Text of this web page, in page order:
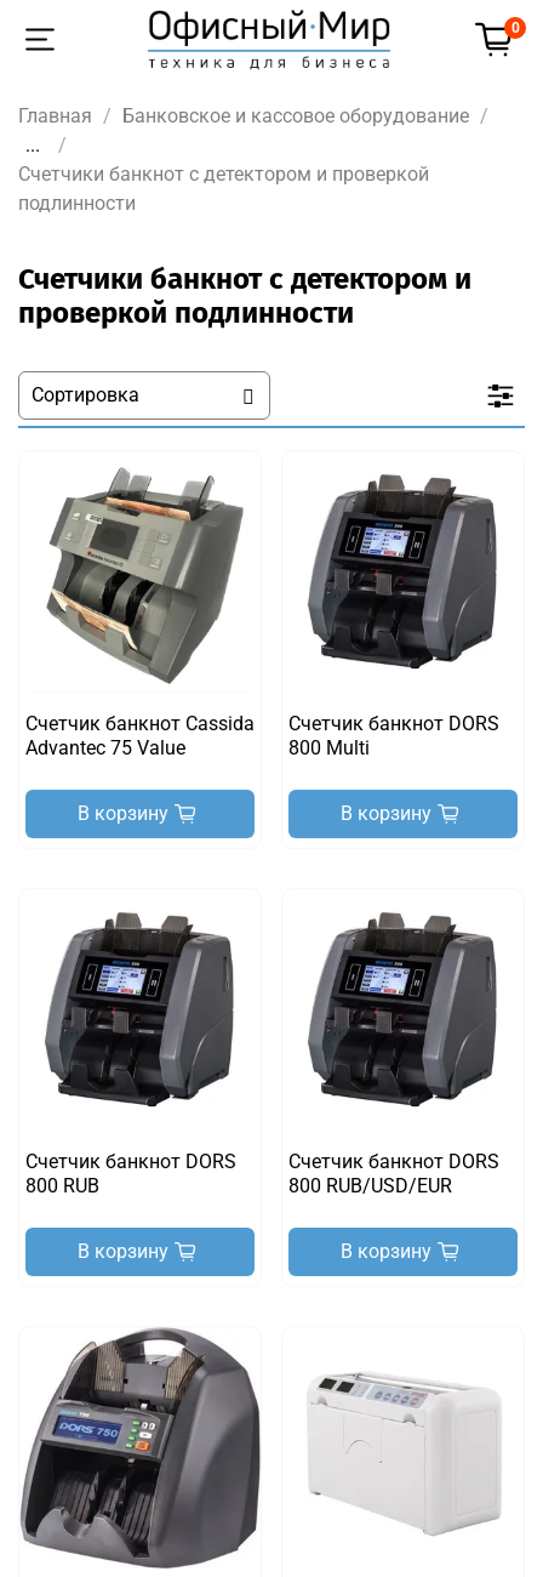
0
Главная
Банковское и кассовое оборудование
...
Счетчики банкнот с детектором и проверкой
подлинности
Счетчики банкнот с детектором и
проверкой подлинности
Счетчик банкнот Cassida
Advantec 75 Value
В корзину
Счетчик банкнот DORS
800 Multi
В корзину
Счетчик банкнот DORS
800 RUB
В корзину
Счетчик банкнот DORS
800 RUB/USD/EUR
В корзину